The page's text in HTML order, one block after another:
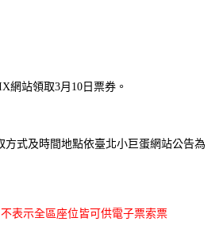
網站領取3月10日票券。
方式及時間地點依臺北小巨蛋網站公告為
表示全區座位皆可供電子票索票